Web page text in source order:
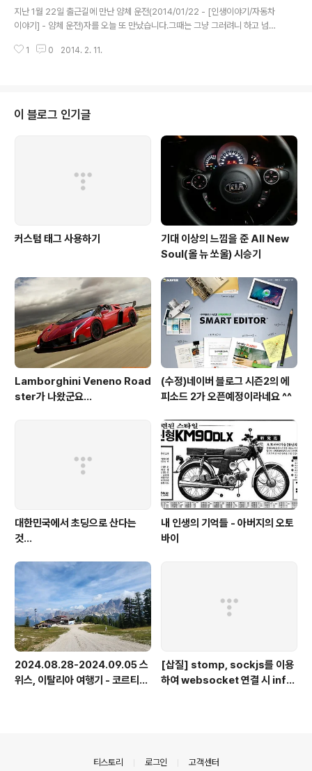
지난 1월 22일 출근길에 만난 얌체 운전(2014/01/22 - [인생이야기/자동차
이야기] - 얌체 운전)자를 오늘 또 만났습니다.그때는 그냥 그러려니 하고 넘겼
1 0 2014. 2. 11.
이 블로그 인기글
커스텀 태그 사용하기
기대 이상의 느낌을 준 All New
Soul(올 뉴 쏘울) 시승기
Lamborghini Veneno Road
ster가 나왔군요...
(수정)네이버 블로그 시즌2의 에
피소드 2가 오픈예정이라네요 ^^
대한민국에서 초딩으로 산다는
것...
내 인생의 기억들 - 아버지의 오토
바이
2024.08.28-2024.09.05 스
위스, 이탈리아 여행기 - 코르티나
[삽질] stomp, sockjs를 이용
하여 websocket 연결 시 info
티스토리 로그인 고객센터